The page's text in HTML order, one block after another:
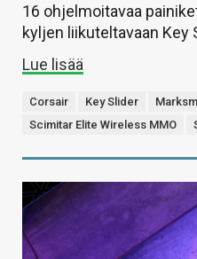
16 ohjelmoitavaa
kyljen liikuteltavaan Key
Lue lisää
Corsair Key Slider
Scimitar Elite Wireless MMO